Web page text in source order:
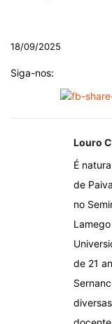
18/09/2025
Siga-nos:
Louro
É
de
no
de 21